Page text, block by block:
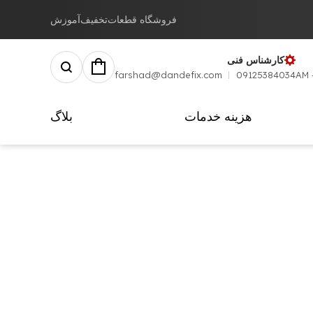
فروشگاه قطعاتتخفیفآموزش
کارشناس فنی
09125384034
farshad@dandefix.com
هزینه خدمات بلاگ